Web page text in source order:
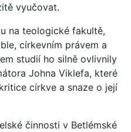
vyučovat.
na teologické fakultě,
církevním právem a
studií ho silně ovlivnily
Johna Viklefa, které
církve a snaze o její
činnosti v Betlémské